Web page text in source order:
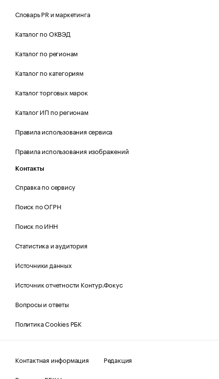
Словарь PR и маркетинга
Каталог по ОКВЭД
Каталог по регионам
Каталог по категориям
Каталог торговых марок
Каталог ИП по регионам
Правила использования сервиса
Правила использования изображений
Контакты
Справка по сервису
Поиск по ОГРН
Поиск по ИНН
Статистика и аудитория
Источники данных
Источник отчетности Контур.Фокус
Вопросы и ответы
Политика Cookies РБК
Контактная информация
Редакция